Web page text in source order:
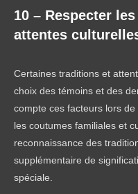
10 – Respecter
attentes
Certaines traditions et
choix des témoins et des
compte ces facteurs lors
les coutumes familiales et
reconnaissance des
supplémentaire de
spéciale.